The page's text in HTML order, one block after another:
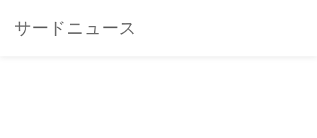
サードニュース